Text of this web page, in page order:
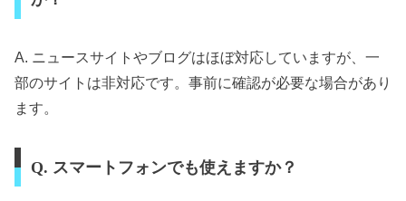
A. ニュースサイトやブログはほぼ対応していますが、一
部のサイトは非対応です。事前に確認が必要な場合があり
ます。
Q. スマートフォンでも使えますか？